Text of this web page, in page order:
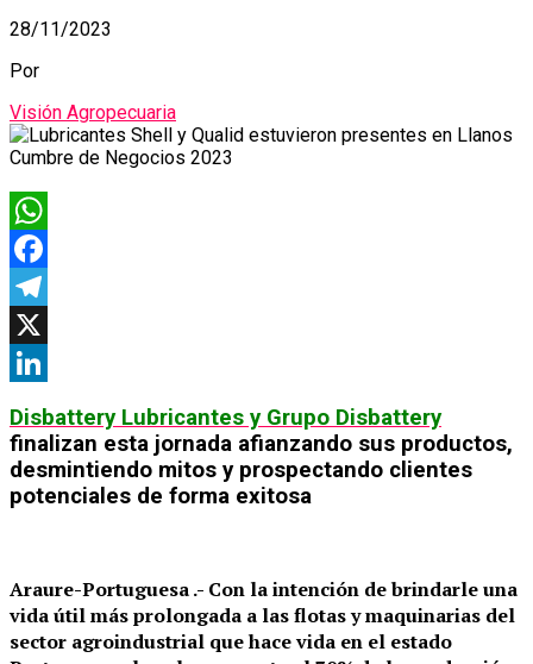
28/11/2023
Por
Visión Agropecuaria
WhatsApp
Facebook
Telegram
X
Disbattery Lubricantes y Grupo Disbattery
finalizan esta jornada afianzando sus productos,
desmintiendo mitos y prospectando clientes
potenciales de forma exitosa
Araure-Portuguesa .- Con la intención de brindarle una
vida útil más prolongada a las flotas y maquinarias del
sector agroindustrial que hace vida en el estado